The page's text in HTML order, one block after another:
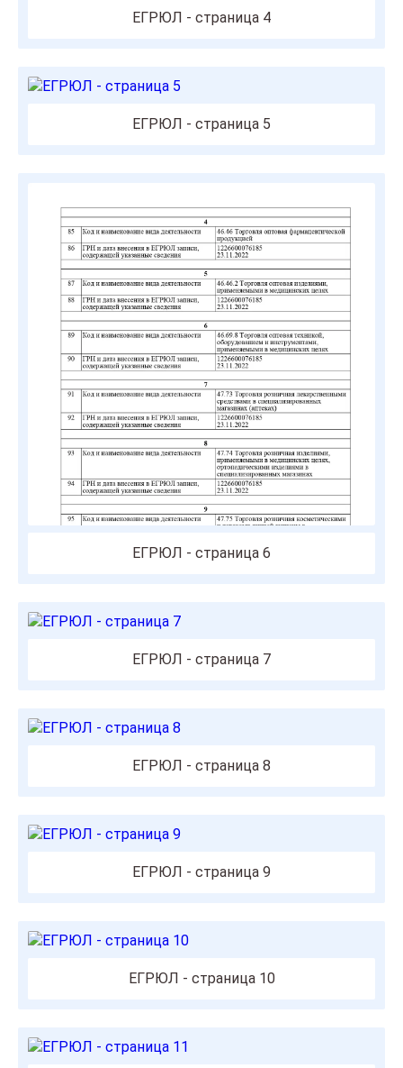
ЕГРЮЛ - страница 4
ЕГРЮЛ - страница 5
ЕГРЮЛ - страница 6
ЕГРЮЛ - страница 7
ЕГРЮЛ - страница 8
ЕГРЮЛ - страница 9
ЕГРЮЛ - страница 10